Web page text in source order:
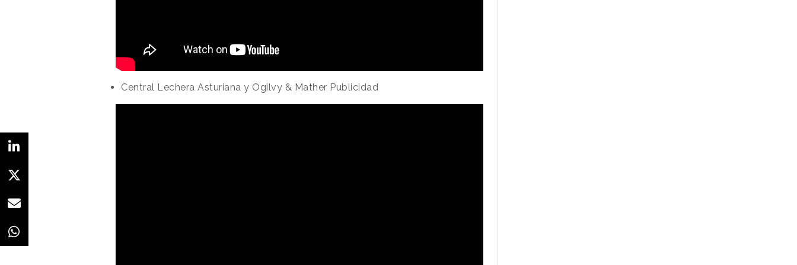
Central Lechera Asturiana y Ogilvy & Mather Publicidad